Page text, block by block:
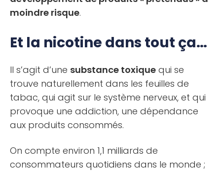
moindre risque.
Et la nicotine dans tout ça…
Il s’agit d’une substance toxique qui se
trouve naturellement dans les feuilles de
tabac, qui agit sur le système nerveux, et qui
provoque une addiction, une dépendance
aux produits consommés.
On compte environ 1,1 milliards de
consommateurs quotidiens dans le monde ;